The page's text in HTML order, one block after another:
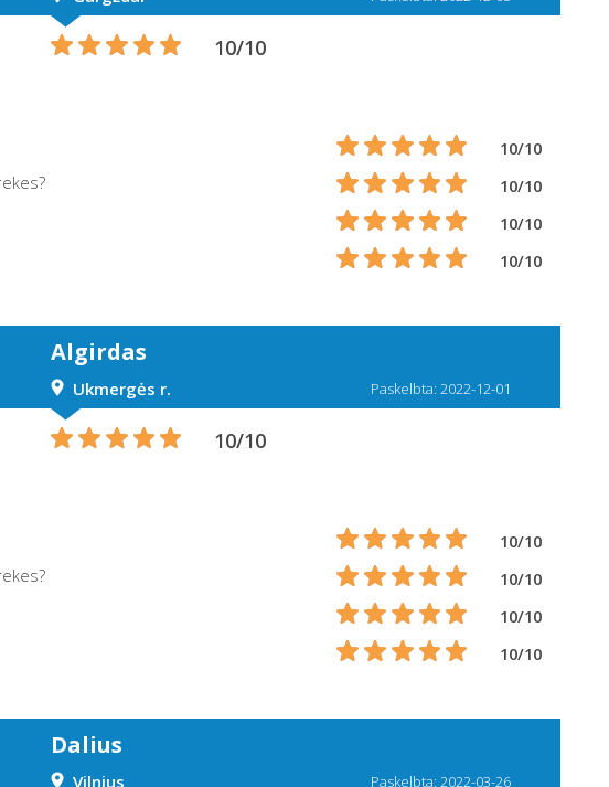
10/10
10/10
10/10
10/10
10/10
Algirdas
Ukmergės r. Paskelbta: 2022-12-01
10/10
10/10
10/10
10/10
10/10
Dalius
Vilnius Paskelbta: 2022-03-26